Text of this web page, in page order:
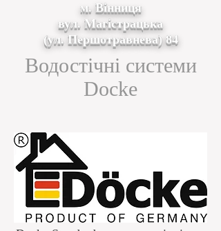
Водостічні системи
Docke
м. Вінниця
вул. Магістрацька
(ул. Першотравнева) 84